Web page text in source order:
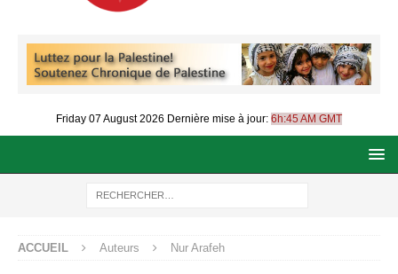
Friday 07 August 2026 Dernière mise à jour: 6h:45 AM GMT
ACCUEIL Auteurs Nur Arafeh